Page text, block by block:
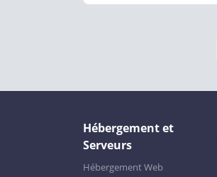
Hébergement et
Serveurs
Hébergement Web